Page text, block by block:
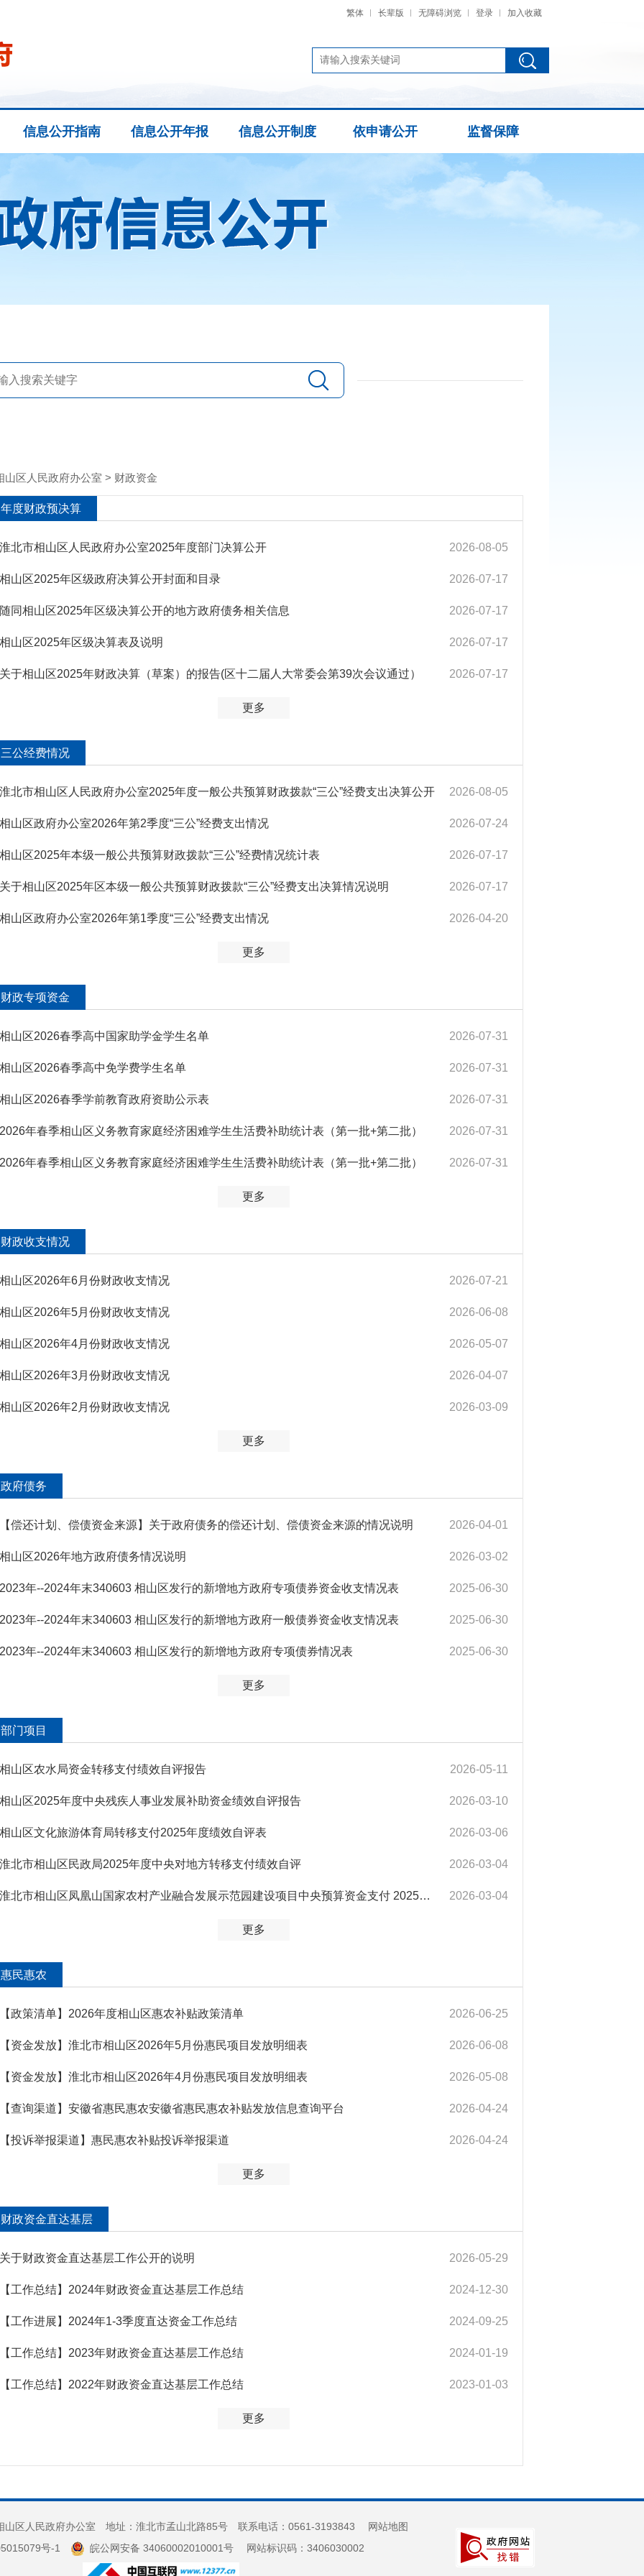
繁体 长辈版 无障碍浏览 登录 加入收藏
信息公开指南 信息公开年报 信息公开制度 依申请公开 监督保障
山区人民政府办公室 > 财政资金
年度财政预决算
2026-08-05
淮北市相山区人民政府办公室2025年度部门决算公开
2026-07-17
相山区2025年区级政府决算公开封面和目录
2026-07-17
随同相山区2025年区级决算公开的地方政府债务相关信息
2026-07-17
相山区2025年区级决算表及说明
2026-07-17
关于相山区2025年财政决算（草案）的报告(区十二届人大常委会第39次会议通过）
更多
三公经费情况
2026-08-05
淮北市相山区人民政府办公室2025年度一般公共预算财政拨款“三公”经费支出决算公开
2026-07-24
相山区政府办公室2026年第2季度“三公”经费支出情况
2026-07-17
相山区2025年本级一般公共预算财政拨款“三公”经费情况统计表
2026-07-17
关于相山区2025年区本级一般公共预算财政拨款“三公”经费支出决算情况说明
2026-04-20
相山区政府办公室2026年第1季度“三公”经费支出情况
更多
财政专项资金
2026-07-31
相山区2026春季高中国家助学金学生名单
2026-07-31
相山区2026春季高中免学费学生名单
2026-07-31
相山区2026春季学前教育政府资助公示表
2026-07-31
2026年春季相山区义务教育家庭经济困难学生生活费补助统计表（第一批+第二批）
2026-07-31
2026年春季相山区义务教育家庭经济困难学生生活费补助统计表（第一批+第二批）
更多
财政收支情况
2026-07-21
相山区2026年6月份财政收支情况
2026-06-08
相山区2026年5月份财政收支情况
2026-05-07
相山区2026年4月份财政收支情况
2026-04-07
相山区2026年3月份财政收支情况
2026-03-09
相山区2026年2月份财政收支情况
更多
政府债务
2026-04-01
【偿还计划、偿债资金来源】关于政府债务的偿还计划、偿债资金来源的情况说明
2026-03-02
相山区2026年地方政府债务情况说明
2025-06-30
2023年--2024年末340603 相山区发行的新增地方政府专项债券资金收支情况表
2025-06-30
2023年--2024年末340603 相山区发行的新增地方政府一般债券资金收支情况表
2025-06-30
2023年--2024年末340603 相山区发行的新增地方政府专项债券情况表
更多
部门项目
2026-05-11
相山区农水局资金转移支付绩效自评报告
2026-03-10
相山区2025年度中央残疾人事业发展补助资金绩效自评报告
2026-03-06
相山区文化旅游体育局转移支付2025年度绩效自评表
2026-03-04
淮北市相山区民政局2025年度中央对地方转移支付绩效自评
2026-03-04
淮北市相山区凤凰山国家农村产业融合发展示范园建设项目中央预算资金支付 2025年度绩效自评报告
更多
惠民惠农
2026-06-25
【政策清单】2026年度相山区惠农补贴政策清单
2026-06-08
【资金发放】淮北市相山区2026年5月份惠民项目发放明细表
2026-05-08
【资金发放】淮北市相山区2026年4月份惠民项目发放明细表
2026-04-24
【查询渠道】安徽省惠民惠农安徽省惠民惠农补贴发放信息查询平台
2026-04-24
【投诉举报渠道】惠民惠农补贴投诉举报渠道
更多
财政资金直达基层
2026-05-29
关于财政资金直达基层工作公开的说明
2024-12-30
【工作总结】2024年财政资金直达基层工作总结
2024-09-25
【工作进展】2024年1-3季度直达资金工作总结
2024-01-19
【工作总结】2023年财政资金直达基层工作总结
2023-01-03
【工作总结】2022年财政资金直达基层工作总结
更多
山区人民政府办公室 地址：淮北市孟山北路85号 联系电话：0561-3193843
网站地图
号-1
皖公网安备 34060002010001号网站标识码：3406030002